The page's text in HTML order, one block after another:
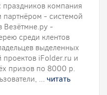
компания
партнёром - системой
Везётмне.ру -
среди клентов
выделенных
проектов iFolder.ru и
призов по 8000 р.
... читать